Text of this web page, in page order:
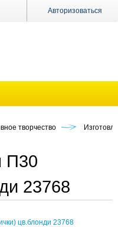
Авторизоваться
творчество
П30
23768